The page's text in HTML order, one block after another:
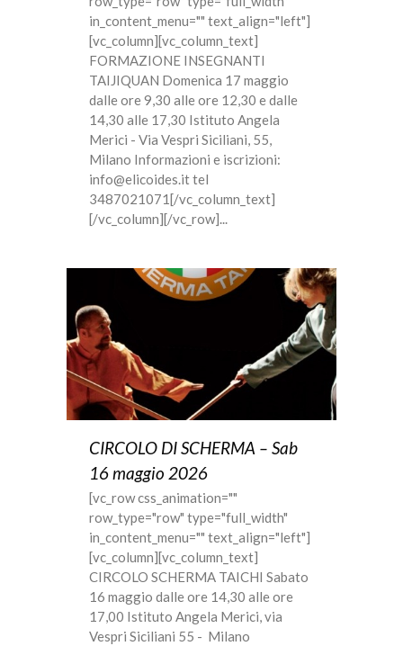
in_content_menu="" text_align="left"]
[vc_column][vc_column_text]
FORMAZIONE INSEGNANTI
TAIJIQUAN Domenica 17 maggio
dalle ore 9,30 alle ore 12,30 e dalle
14,30 alle 17,30 Istituto Angela
Merici - Via Vespri Siciliani, 55,
Milano Informazioni e iscrizioni:
info@elicoides.it tel
3487021071[/vc_column_text]
[/vc_column][/vc_row]...
CIRCOLO DI SCHERMA – Sab
16 maggio 2026
[vc_row css_animation=""
row_type="row" type="full_width"
in_content_menu="" text_align="left"]
[vc_column][vc_column_text]
CIRCOLO SCHERMA TAICHI Sabato
16 maggio dalle ore 14,30 alle ore
17,00 Istituto Angela Merici, via
Vespri Siciliani 55 - Milano